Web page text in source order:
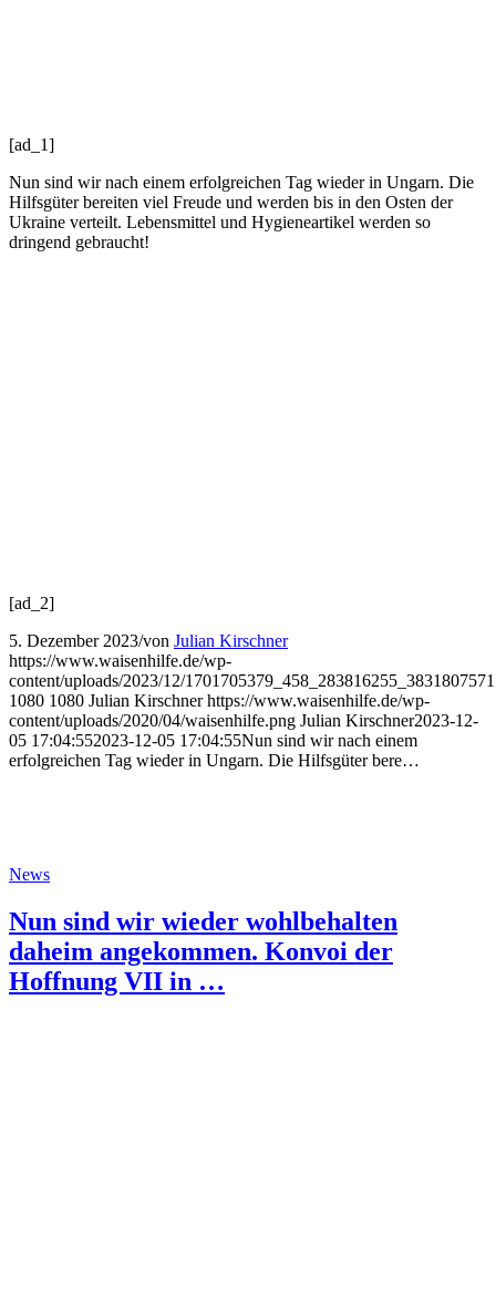
[ad_1]
Nun sind wir nach einem erfolgreichen Tag wieder in Ungarn. Die
Hilfsgüter bereiten viel Freude und werden bis in den Osten der
Ukraine verteilt. Lebensmittel und Hygieneartikel werden so
dringend gebraucht!
[ad_2]
5. Dezember 2023/von Julian Kirschner
https://www.waisenhilfe.de/wp-
content/uploads/2023/12/
1080 1080 Julian Kirschner https://www.waisenhilfe.de/wp-
content/uploads/2020/04/waisenhilfe.png Julian Kirschner2023-12-
05 17:04:552023-12-05 17:04:55Nun sind wir nach einem
erfolgreichen Tag wieder in Ungarn. Die Hilfsgüter bere…
News
Nun sind wir wieder wohlbehalten
daheim angekommen. Konvoi der
Hoffnung VII in …